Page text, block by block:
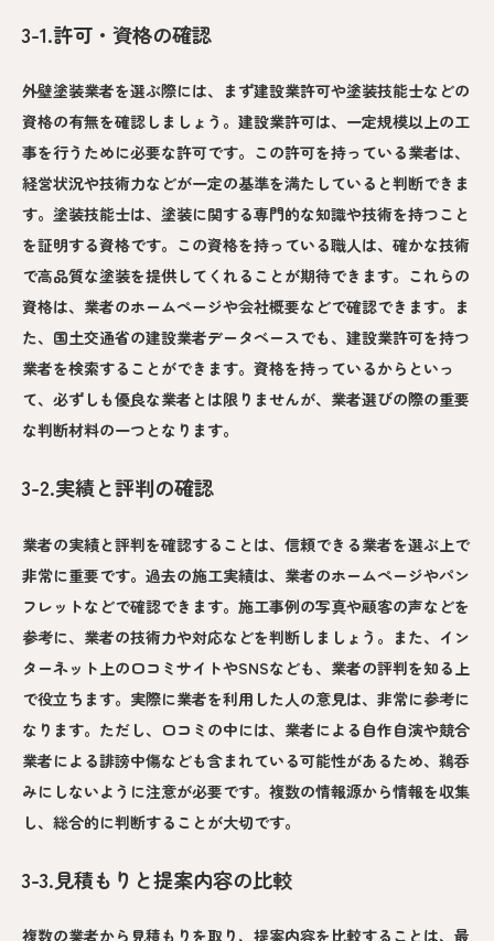
3-1.許可・資格の確認
外壁塗装業者を選ぶ際には、まず建設業許可や塗装技能士などの
資格の有無を確認しましょう。建設業許可は、一定規模以上の工
事を行うために必要な許可です。この許可を持っている業者は、
経営状況や技術力などが一定の基準を満たしていると判断できま
す。塗装技能士は、塗装に関する専門的な知識や技術を持つこと
を証明する資格です。この資格を持っている職人は、確かな技術
で高品質な塗装を提供してくれることが期待できます。これらの
資格は、業者のホームページや会社概要などで確認できます。ま
た、国土交通省の建設業者データベースでも、建設業許可を持つ
業者を検索することができます。資格を持っているからといっ
て、必ずしも優良な業者とは限りませんが、業者選びの際の重要
な判断材料の一つとなります。
3-2.実績と評判の確認
業者の実績と評判を確認することは、信頼できる業者を選ぶ上で
非常に重要です。過去の施工実績は、業者のホームページやパン
フレットなどで確認できます。施工事例の写真や顧客の声などを
参考に、業者の技術力や対応などを判断しましょう。また、イン
ターネット上の口コミサイトやSNSなども、業者の評判を知る上
で役立ちます。実際に業者を利用した人の意見は、非常に参考に
なります。ただし、口コミの中には、業者による自作自演や競合
業者による誹謗中傷なども含まれている可能性があるため、鵜呑
みにしないように注意が必要です。複数の情報源から情報を収集
し、総合的に判断することが大切です。
3-3.見積もりと提案内容の比較
複数の業者から見積もりを取り、提案内容を比較することは、最